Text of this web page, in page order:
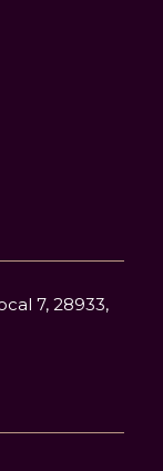
7, 28933,